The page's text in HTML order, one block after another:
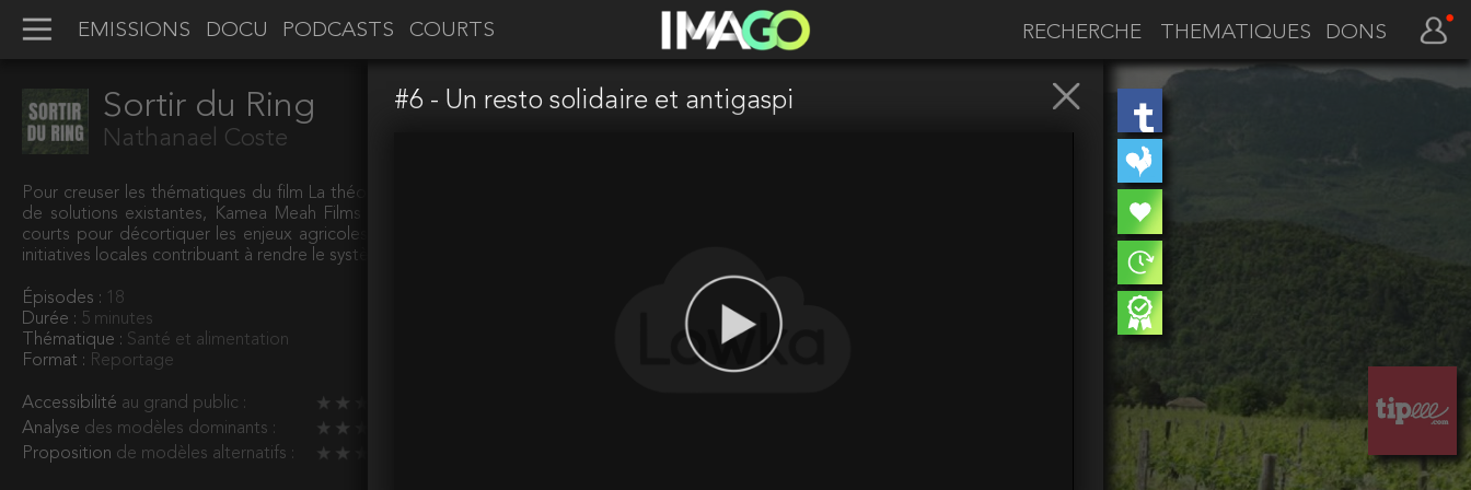
EMISSIONS DOCU PODCASTS COURTS THEMATIQUES DONS
Sortir du Ring
Nathanael Coste
Pour creuser les thématiques du film La théorie du boxeur et aller plus loin dans la présentation
de solutions existantes, Kamea Meah Films présente la websérie Sortir du Ring. Des formats
courts pour décortiquer les enjeux agricoles et alimentaires de notre époque, et montrer des
initiatives locales contribuant à rendre le système plus durable.
Épisodes : 18
Durée : 5 minutes
Thématique : Santé et alimentation
Format : Reportage
Accessibilité au grand public :
Analyse des modèles dominants :
Proposition de modèles alternatifs :
#6 - Un resto solidaire et antigaspi